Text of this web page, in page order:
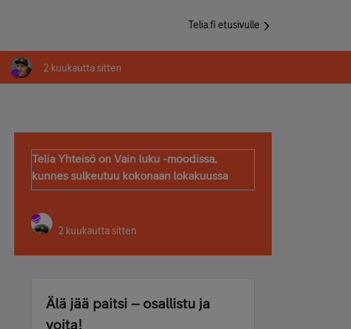
Telia.fi etusivulle
2 kuukautta sitten
Telia Yhteisö on Vain luku -moodissa,
kunnes sulkeutuu kokonaan lokakuussa
2 kuukautta sitten
Älä jää paitsi – osallistu ja
voita!